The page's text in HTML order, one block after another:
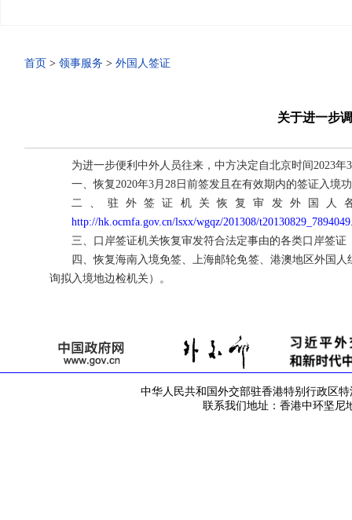
首页 > 领事服务 > 外国人签证
关于进一步
为进一步便利中外人员往来，中方决定自北京时间2023
一、恢复2020年3月28日前签发且在有效期内的签证入境
二、驻外签证机关恢复审发外国人
http://hk.ocmfa.gov.cn/lsxx/wgqz/201308/
三、口岸签证机关恢复审发符合法定事由的各类口岸签
四、恢复海南入境免签、上海邮轮免签、港澳地区外国
询拟入境地边检机关）。
中华人民共和国外交部驻香港特别行政区特
联系我们地址：香港中环坚尼